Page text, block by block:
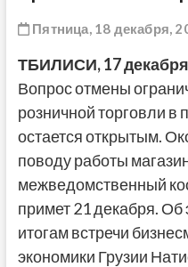
Пятница, 18 декабря,
ТБИЛИСИ, 17
Вопрос отмены
розничной торговли в
остается открытым.
поводу работы
межведомственный
примет 21 декабря. Об
итогам встречи
экономики Грузии